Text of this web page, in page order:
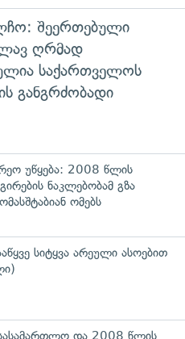
შეერთებული
ღრმად
საქართველოს
განგრძობადი
უწყება: 2008 წლის
ნაკლებობამ გზა
ომებს
სიტყვა არეული ასოებით
და 2008 წლის